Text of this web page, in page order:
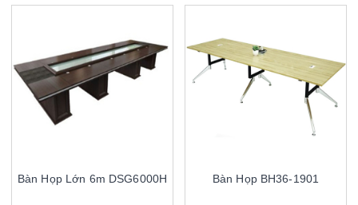
Bàn Họp Lớn 6m DSG6000H Bàn Họp BH36-1901